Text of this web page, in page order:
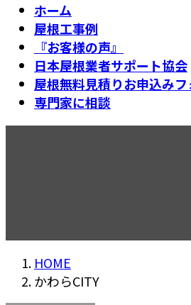
ホーム
屋根工事例
『お客様の声』
日本屋根業者サポート協会
屋根無料見積りお申込みフ
専門家に相談
HOME
かわらCITY